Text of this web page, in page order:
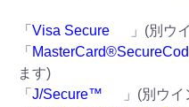
「 Visa Secure
」(別ウ
「
ます)
「 J/Secure™
」(別ウ